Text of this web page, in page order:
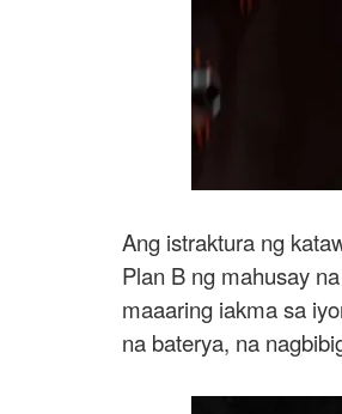
Ang istraktura ng
Plan B ng mahusay
maaaring iakma sa
na baterya, na